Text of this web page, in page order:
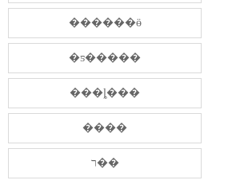
������ӫ
�ƽ�����
���ȴ���
����
ר��